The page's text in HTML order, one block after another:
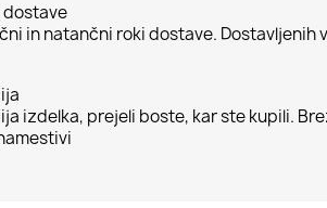
in natančni roki dostave. Dostavljenih
izdelka, prejeli boste, kar ste kupili.